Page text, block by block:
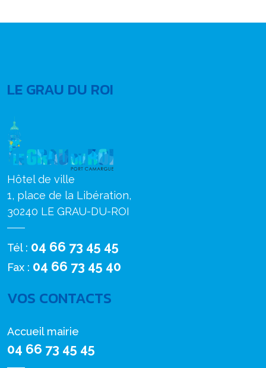
LE GRAU DU ROI
Hôtel de ville
1, place de la Libération,
30240 LE GRAU-DU-ROI
Tél : 04 66 73 45 45
Fax : 04 66 73 45 40
VOS CONTACTS
Accueil mairie
04 66 73 45 45